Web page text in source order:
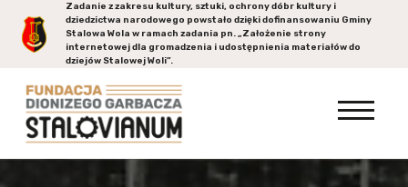
Zadanie z zakresu kultury, sztuki, ochrony dóbr kultury i
dziedzictwa narodowego powstało dzięki dofinansowaniu Gminy
Stalowa Wolaw ramach zadania pn. „Założenie strony
internetowej dla gromadzenia i udostępnienia materiałów do
dziejów Stalowej Woli”.